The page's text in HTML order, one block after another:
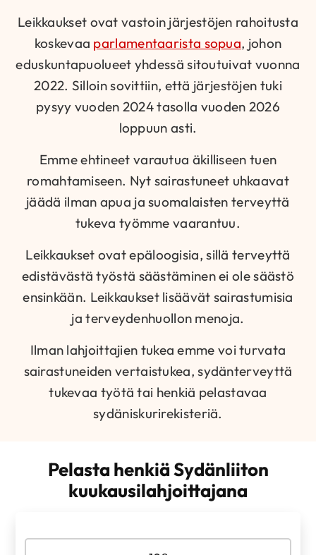
Leikkaukset ovat vastoin järjestöjen rahoitusta
koskevaa parlamentaarista sopua, johon
eduskuntapuolueet yhdessä sitoutuivat vuonna
2022. Silloin sovittiin, että järjestöjen tuki
pysyy vuoden 2024 tasolla vuoden 2026
loppuun asti.
Emme ehtineet varautua äkilliseen tuen
romahtamiseen. Nyt sairastuneet uhkaavat
jäädä ilman apua ja suomalaisten terveyttä
tukeva työmme vaarantuu.
Leikkaukset ovat epäloogisia, sillä terveyttä
edistävästä työstä säästäminen ei ole säästö
ensinkään. Leikkaukset lisäävät sairastumisia
ja terveydenhuollon menoja.
Ilman lahjoittajien tukea emme voi turvata
sairastuneiden vertaistukea, sydänterveyttä
tukevaa työtä tai henkiä pelastavaa
sydäniskurirekisteriä.
Pelasta henkiä Sydänliiton
kuukausilahjoittajana